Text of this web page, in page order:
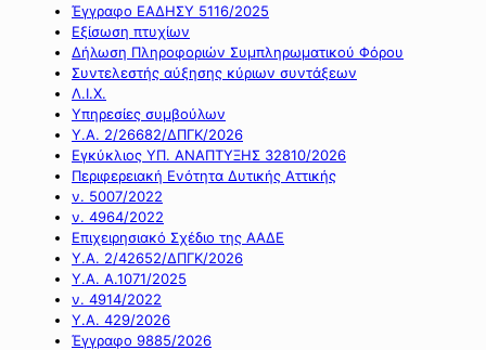
Έγγραφο ΕΑΔΗΣΥ 5116/2025
Εξίσωση πτυχίων
Δήλωση Πληροφοριών Συμπληρωματικού Φόρου
Συντελεστής αύξησης κύριων συντάξεων
Λ.Ι.Χ.
Υπηρεσίες συμβούλων
Υ.Α. 2/26682/ΔΠΓΚ/2026
Εγκύκλιος ΥΠ. ΑΝΑΠΤΥΞΗΣ 32810/2026
Περιφερειακή Ενότητα Δυτικής Αττικής
ν. 5007/2022
ν. 4964/2022
Επιχειρησιακό Σχέδιο της ΑΑΔΕ
Υ.Α. 2/42652/ΔΠΓΚ/2026
Υ.Α. Α.1071/2025
ν. 4914/2022
Υ.Α. 429/2026
Έγγραφο 9885/2026